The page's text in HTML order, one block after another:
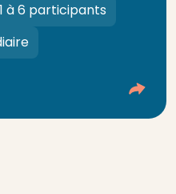
1 à 6 participants